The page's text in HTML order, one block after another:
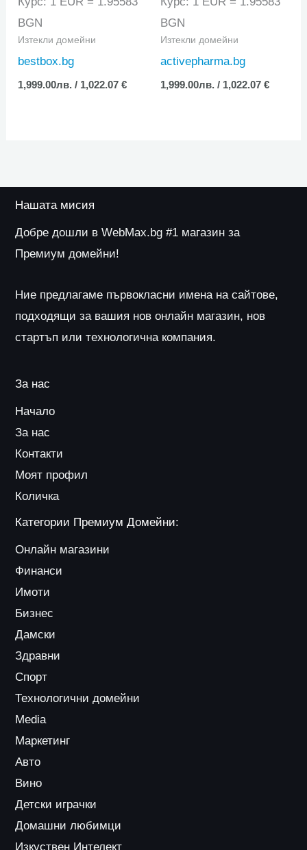
BGN
Изтекли домейни
bestbox.bg
1,999.00лв. / 1,022.07 €
BGN
Изтекли домейни
activepharma.bg
1,999.00лв. / 1,022.07 €
Нашата мисия
Добре дошли в WebMax.bg #1 магазин за
Премиум домейни!
Ние предлагаме първокласни имена на сайтове,
подходящи за вашия нов онлайн магазин, нов
стартъп или технологична компания.
За нас
Начало
За нас
Контакти
Моят профил
Количка
Категории Премиум Домейни:
Онлайн магазини
Финанси
Имоти
Бизнес
Дамски
Здравни
Спорт
Технологични домейни
Media
Маркетинг
Авто
Вино
Детски играчки
Домашни любимци
Изкуствен Интелект